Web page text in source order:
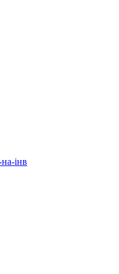
інв